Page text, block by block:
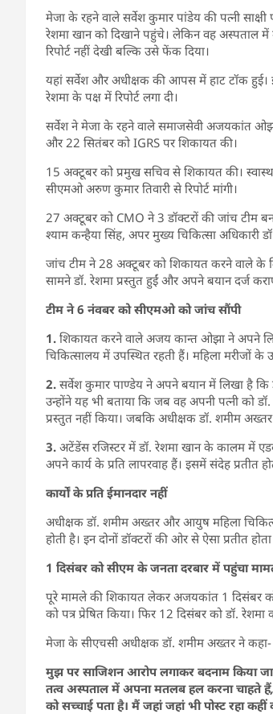
मेजा के रहने वाले सर्वेश कुमार पांडेय की पत्नी
रेशमा खान को दिखाने पहुंचे। लेकिन वह अस्पताल में
रिपोर्ट नहीं देखी बल्कि उसे फेंक दिया।
यहां सर्वेश और अधीक्षक की आपस में हाट टॉक
रेशमा के पक्ष में रिपोर्ट लगा दी।
सर्वेश ने मेजा के रहने वाले समाजसेवी अजयकांत
और 22 सितंबर को IGRS पर शिकायत की।
15 अक्टूबर को प्रमुख सचिव से शिकायत की।
सीएमओ अरुण कुमार तिवारी से रिपोर्ट मांगी।
27 अक्टूबर को CMO ने 3 डॉक्टरों की जांच टीम
श्याम कन्हैया सिंह, अपर मुख्य चिकित्सा अधिकारी
जांच टीम ने 28 अक्टूबर को शिकायत करने वाले के
सामने डॉ. रेशमा प्रस्तुत हुईं और अपने बयान दर्ज
टीम ने 6 नंवबर को सीएमओ को जांच सौंपी
1. शिकायत करने वाले अजय कान्त ओझा ने अपने
चिकित्सालय में उपस्थित रहती हैं। महिला मरीजों
2. सर्वेश कुमार पाण्डेय ने अपने बयान में लिखा है
उन्होंने यह भी बताया कि जब वह अपनी पत्नी को
प्रस्तुत नहीं किया। जबकि अधीक्षक डॉ. शमीम
3. अटेंडेंस रजिस्टर में डॉ. रेशमा खान के कालम में
अपने कार्य के प्रति लापरवाह हैं। इसमें संदेह प्रतीत
कार्यों के प्रति ईमानदार नहीं
अधीक्षक डॉ. शमीम अख्तर और आयुष महिला
होती है। इन दोनों डॉक्टरों की ओर से ऐसा प्रतीत
1 दिसंबर को सीएम के जनता दरबार में पहुंचा
पूरे मामले की शिकायत लेकर अजयकांत 1 दिसंबर
को पत्र प्रेषित किया। फिर 12 दिसंबर को डॉ.
मेजा के सीएचसी अधीक्षक डॉ. शमीम अख्तर ने कहा-
मुझ पर साजिशन आरोप लगाकर बदनाम किया जा
तत्व अस्पताल में अपना मतलब हल करना चाहते
को सच्चाई पता है। मैं जहां जहां भी पोस्ट रहा